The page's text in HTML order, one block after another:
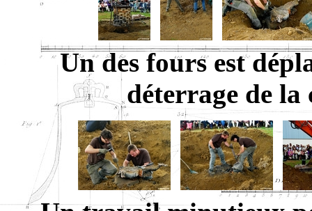
Un des fours est
déterrage de la